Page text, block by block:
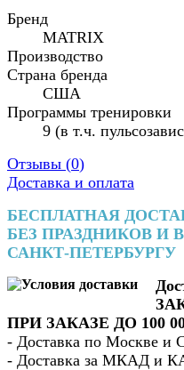
Бренд
MATRIX
Производство
Страна бренда
США
Программы тренировки
9 (в т.ч.
Отзывы (0)
Доставка и оплата
БЕСПЛАТНАЯ
БЕЗ ПРАЗДНИКОВ
САНКТ-ПЕТЕРБУРГУ
ПРИ ЗАКАЗЕ ДО 100
- Доставка по Москве и
- Доставка за МКАД и